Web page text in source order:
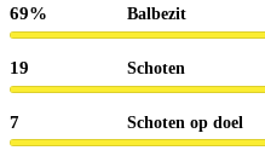
69% Balbezit
19 Schoten
7 Schoten op doel